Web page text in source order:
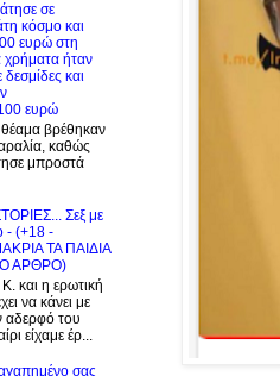
σε
κόσμο και
ευρώ στη
ήταν
και
ευρώ
βρέθηκαν
καθώς
μπροστά
Σεξ με
- (+18 -
ΤΑ ΠΑΙΔΙΑ
ΑΡΘΡΟ)
και η ερωτική
να κάνει με
αδερφό του
είχαμε έρ...
σας